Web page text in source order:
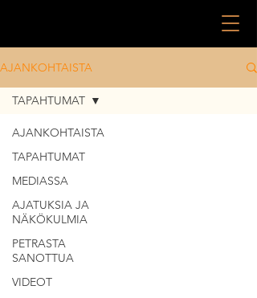
AJANKOHTAISTA
AJANKOHTAISTA
TAPAHTUMAT
MEDIASSA
AJATUKSIA JA
NÄKÖKULMIA
PETRASTA
SANOTTUA
VIDEOT
TAPAHTUMAT